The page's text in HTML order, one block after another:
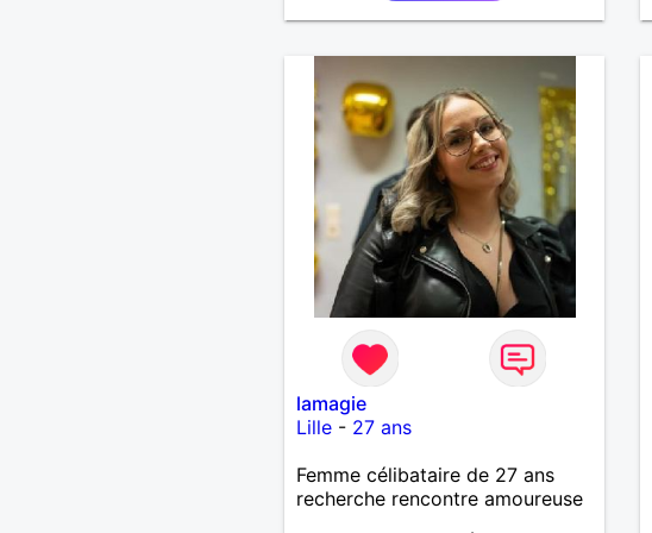
lamagie
Lille- 27 ans
Femme célibataire de 27 ans
recherche rencontre amoureuse